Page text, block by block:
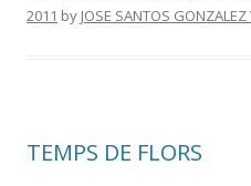
2011 by JOSE SANTOS GONZALEZ
TEMPS DE FLORS